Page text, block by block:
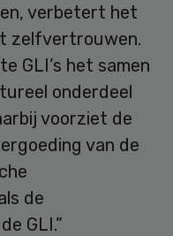
verbetert het
zelfvertrouwen.
GLI’s het samen
onderdeel
voorziet de
van de
de
GLI.”